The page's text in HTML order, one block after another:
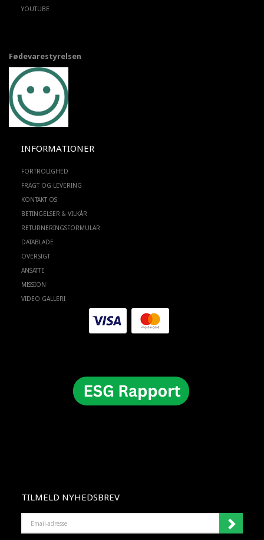
YOUTUBE
Fødevarestyrelsen
INFORMATIONER
FORTROLIGHED
FRAGT OG LEVERING
KONTAKT OS
BETINGELSER & VILKÅR
RETURNERINGSFORMULAR
DATABLADE
OVERSIGT
ANSATTE
MISSION
VIDEO GALLERI
TILMELD NYHEDSBREV
ADRESSE